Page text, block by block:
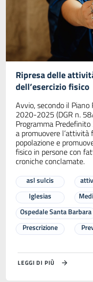
Ripresa delle
dell’esercizio fisico
Avvio, secondo il
2020-2025 (DGR n.
Programma
a promuovere
popolazione e
fisico in persone con
croniche conclamate.
asl sulcis
Iglesias
Ospedale Santa Barbara
Prescrizione
LEGGI DI PIÙ